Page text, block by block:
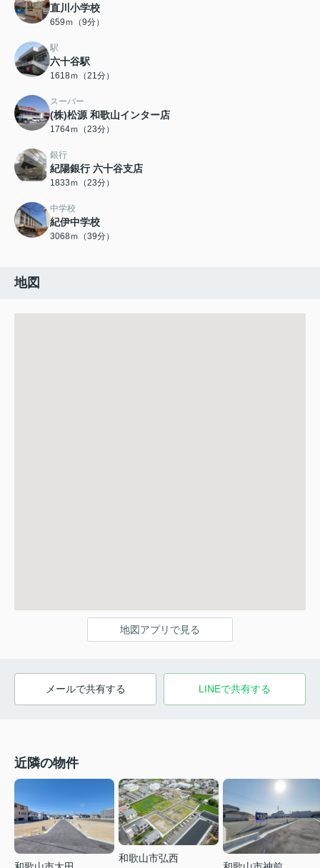
直川小学校
659ｍ（9分）
駅
六十谷駅
1618ｍ（21分）
スーパー
(株)松源 和歌山インター店
1764ｍ（23分）
銀行
紀陽銀行 六十谷支店
1833ｍ（23分）
中学校
紀伊中学校
3068ｍ（39分）
地図
地図アプリで見る
メールで共有する LINEで共有する
近隣の物件
和歌山市弘西